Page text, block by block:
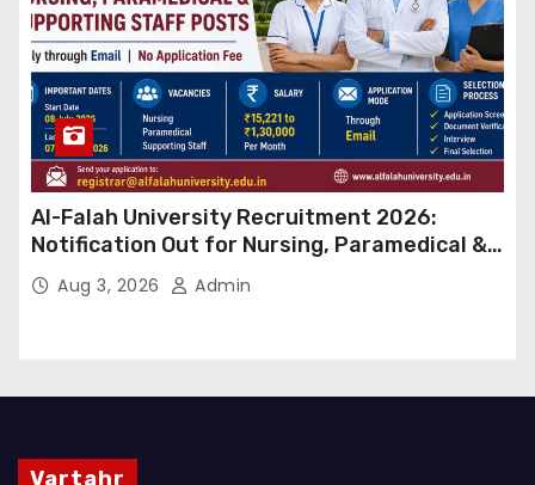
Al-Falah University Recruitment 2026:
Notification Out for Nursing, Paramedical &
Supporting Staff Posts, Apply Through Email
Aug 3, 2026 Admin
Vartahr